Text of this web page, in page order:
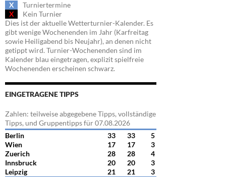
X
Turniertermine
X
Kein Turnier
Dies ist der aktuelle Wetterturnier-Kalender. Es
gibt wenige Wochenenden im Jahr (Karfreitag
sowie Heiligabend bis Neujahr), an denen nicht
getippt wird. Turnier-Wochenenden sind im
Kalender blau eingetragen, explizit spielfreie
Wochenenden erscheinen schwarz.
EINGETRAGENE TIPPS
Zahlen: teilweise abgegebene Tipps, vollständige
Tipps, und Gruppentipps für 07.08.2026
Berlin
33 33
5
Wien
17 17
3
Zuerich
28 28
4
Innsbruck
20 20
3
Leipzig
21 21 3